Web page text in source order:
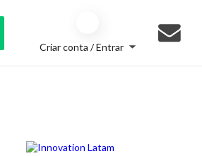
Criar conta / Entrar